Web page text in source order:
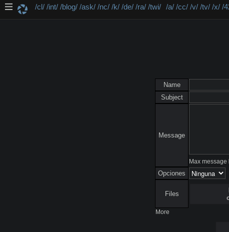
/cl/ /int/ /blog/ /ask/ /nc/ /k/ /de/ /ra/ /twi/ /a/ /cc/ /v/ /tv/ /x/ /
Name
Subject
Message
Max message
Opciones
Files
More